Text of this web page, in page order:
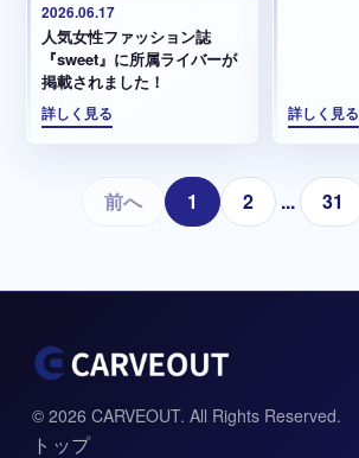
2026.06.17
人気女性ファッション誌
『sweet』に所属ライバーが
掲載されました！
詳しく見る 詳しく見る
前へ 1 2 ... 31
© 2026 CARVEOUT. All Rights Reserved.
トップ